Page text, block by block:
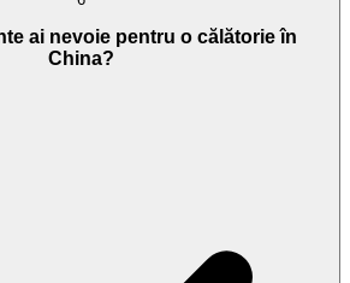
ai nevoie pentru o călătorie în
China?